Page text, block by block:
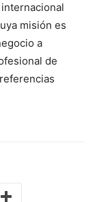
misión es
a
de